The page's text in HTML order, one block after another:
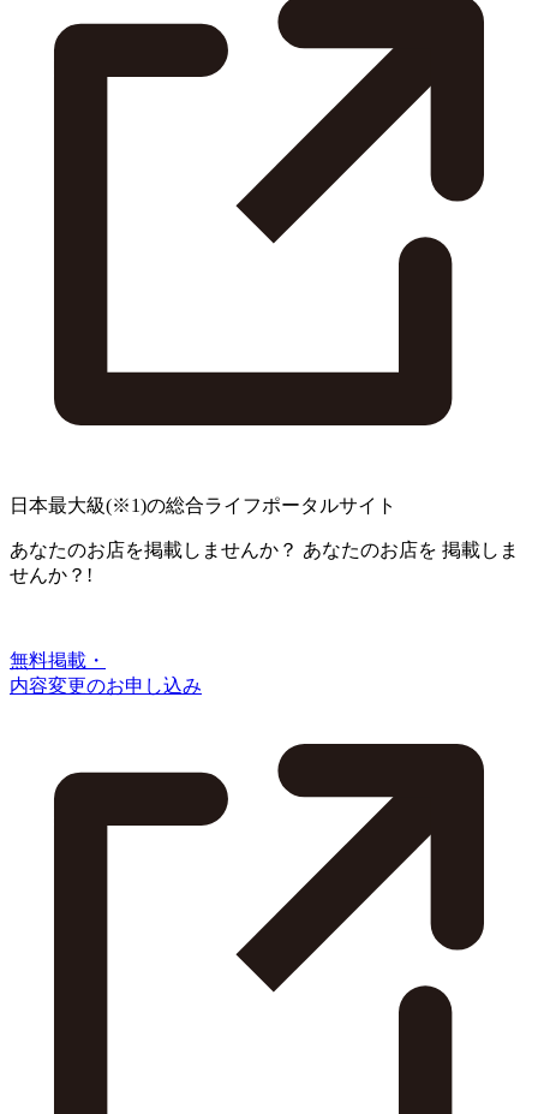
日本最大級(※1)の総合ライフポータルサイト
あなたのお店を掲載しませんか？ あなたのお店を 掲載しま
せんか？!
無料掲載・
内容変更のお申し込み